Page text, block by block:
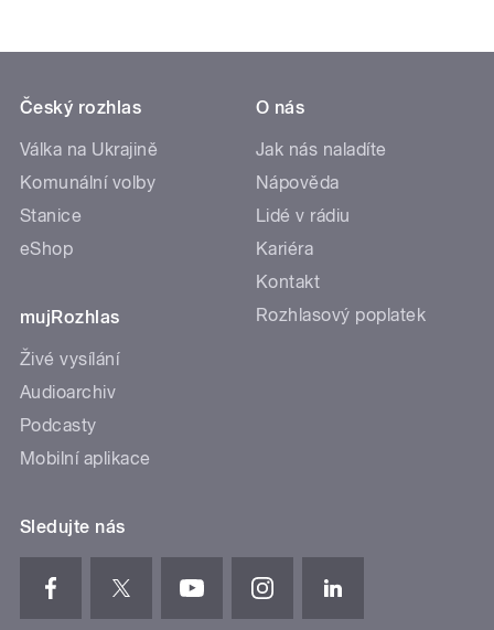
Český rozhlas
Válka na Ukrajině
Komunální volby
Stanice
eShop
mujRozhlas
Živé vysílání
Audioarchiv
Podcasty
Mobilní aplikace
O nás
Jak nás naladíte
Nápověda
Lidé v rádiu
Kariéra
Kontakt
Rozhlasový poplatek
Sledujte nás